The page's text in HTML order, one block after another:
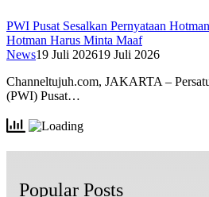
PWI Pusat Sesalkan Pernyataan
Hotman Harus Minta Maaf
News19 Juli 202619 Juli 2026
Channeltujuh.com, JAKARTA –
(PWI) Pusat…
Popular Posts